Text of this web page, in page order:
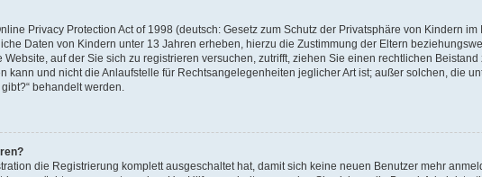
Privacy Protection Act of 1998 (deutsch: Gesetz zum Schutz der Privatsphäre von Kindern
Daten von Kindern unter 13 Jahren erheben, hierzu die Zustimmung der Eltern
auf der Sie sich zu registrieren versuchen, zutrifft, ziehen Sie einen rechtlichen
kann und nicht die Anlaufstelle für Rechtsangelegenheiten jeglicher Art ist; außer solchen, die
behandelt werden.
die Registrierung komplett ausgeschaltet hat, damit sich keine neuen Benutzer mehr